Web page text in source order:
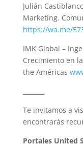
Julián
Marketing.
https://wa.me/
IMK Global –
Crecimiento en
the Américas
Te invitamos a
encontrarás
Portales United